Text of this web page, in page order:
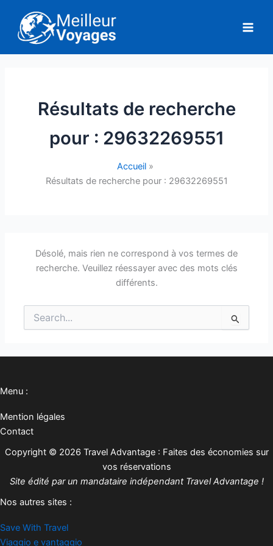
contenu
Résultats de recherche
pour : 29632269551
Accueil
Résultats de recherche pour : 29632269551
Désolé, mais rien ne correspond à vos termes de
recherche. Veuillez réessayer avec des mots clés
différents.
Rechercher :
Menu :
Mention légales
Contact
Copyright © 2026 Travel Advantage : Faites des économies sur
vos réservations
Site édité par un mandataire indépendant Travel Advantage !
Nos autres sites :
Save With Travel
Viaggio e vantaggio